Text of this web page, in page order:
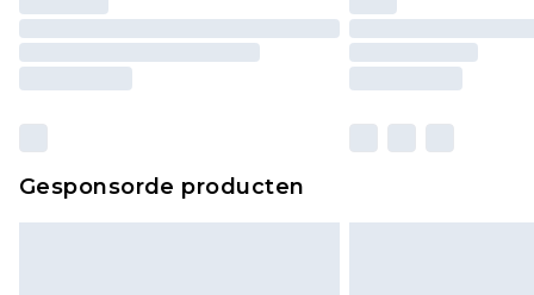
Gesponsorde producten